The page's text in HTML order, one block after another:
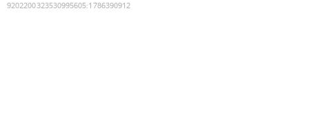
9202200323530995605:1786390912